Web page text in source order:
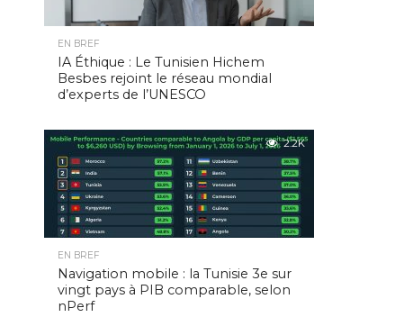
EN BREF
IA Éthique : Le Tunisien Hichem
Besbes rejoint le réseau mondial
d’experts de l’UNESCO
2.2K
EN BREF
Navigation mobile : la Tunisie 3e sur
vingt pays à PIB comparable, selon
nPerf